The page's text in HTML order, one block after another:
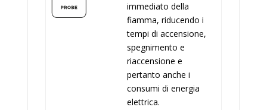
immediato della
fiamma, riducendo i
tempi di accensione,
spegnimento e
riaccensione e
pertanto anche i
consumi di energia
elettrica.